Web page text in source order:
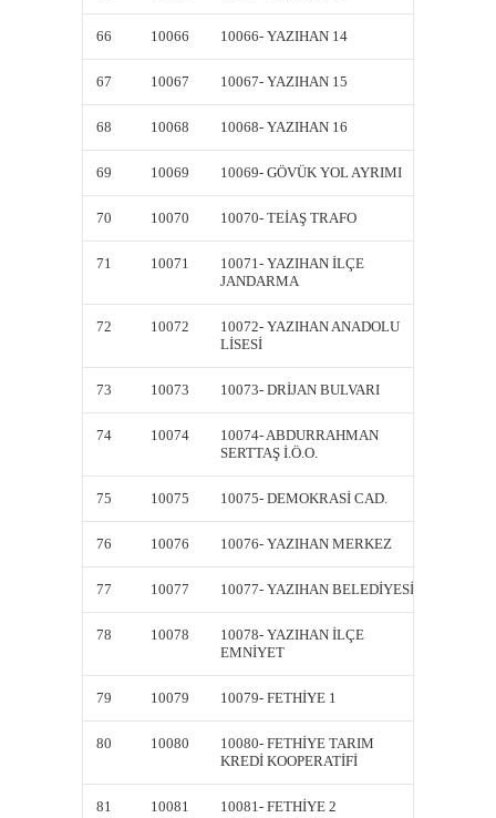
66 10066 10066- YAZIHAN 14
67 10067 10067- YAZIHAN 15
68 10068 10068- YAZIHAN 16
69 10069 10069- GÖVÜK YOL AYRIMI
70 10070 10070- TEİAŞ TRAFO
71 10071
10071- YAZIHAN İLÇE
JANDARMA
72 10072
10072- YAZIHAN ANADOLU
LİSESİ
73 10073 10073- DRİJAN BULVARI
74 10074
10074- ABDURRAHMAN
SERTTAŞ İ.Ö.O.
75 10075 10075- DEMOKRASİ CAD.
76 10076 10076- YAZIHAN MERKEZ
77 10077 10077- YAZIHAN BELEDİYESİ
78 10078
10078- YAZIHAN İLÇE
EMNİYET
79 10079 10079- FETHİYE 1
80 10080
10080- FETHİYE TARIM
KREDİ KOOPERATİFİ
81 10081 10081- FETHİYE 2